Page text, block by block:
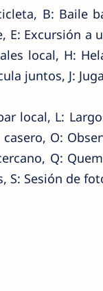
B: Baile
E: Excursión a
local, H:
juntos, J:
local, L:
O:
Q:
S: Sesión de